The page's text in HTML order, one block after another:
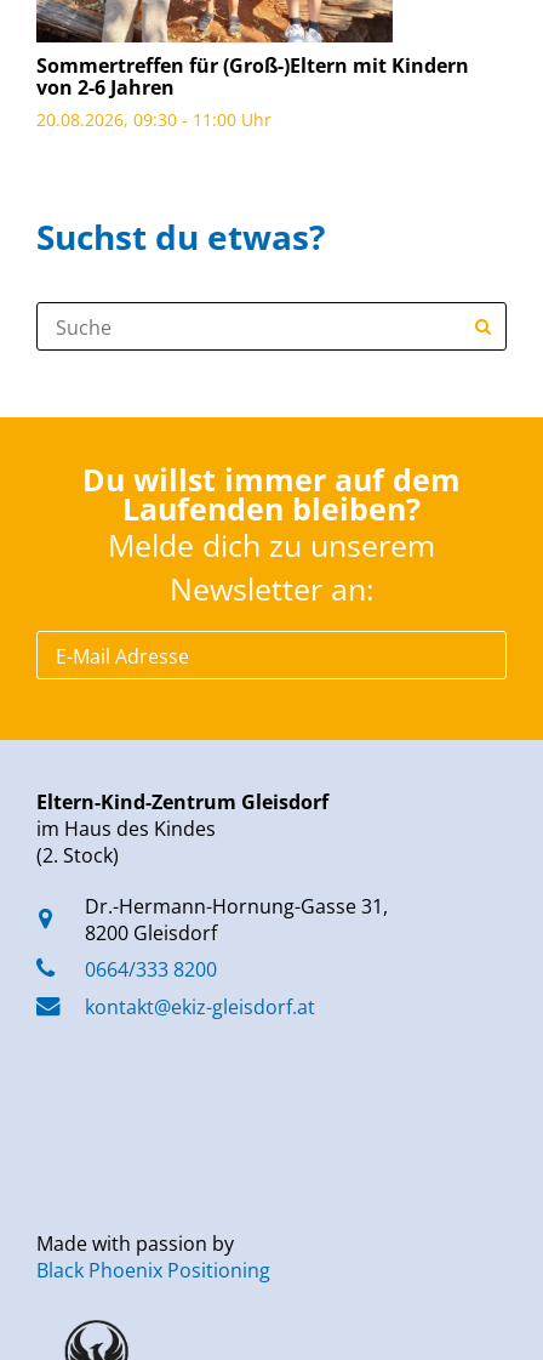
Sommertreffen für (Groß-)Eltern mit Kindern
von 2-6 Jahren
20.08.2026, 09:30 - 11:00 Uhr
Suchst du etwas?
Suche:
Du willst immer auf dem
Laufenden bleiben?
Melde dich zu unserem
Newsletter an:
Eltern-Kind-Zentrum Gleisdorf
im Haus des Kindes
(2. Stock)
Dr.-Hermann-Hornung-Gasse 31,
8200 Gleisdorf
0664/333 8200
kontakt@ekiz-gleisdorf.at
Made with passion by
Black Phoenix Positioning